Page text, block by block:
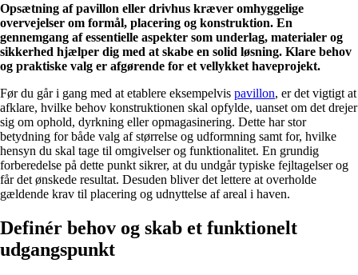
Opsætning af pavillon eller drivhus kræver omhyggelige
overvejelser om formål, placering og konstruktion. En
gennemgang af essentielle aspekter som underlag, materialer og
sikkerhed hjælper dig med at skabe en solid løsning. Klare behov
og praktiske valg er afgørende for et vellykket haveprojekt.
Før du går i gang med at etablere eksempelvis pavillon, er det vigtigt at
afklare, hvilke behov konstruktionen skal opfylde, uanset om det drejer
sig om ophold, dyrkning eller opmagasinering. Dette har stor
betydning for både valg af størrelse og udformning samt for, hvilke
hensyn du skal tage til omgivelser og funktionalitet. En grundig
forberedelse på dette punkt sikrer, at du undgår typiske fejltagelser og
får det ønskede resultat. Desuden bliver det lettere at overholde
gældende krav til placering og udnyttelse af areal i haven.
Definér behov og skab et funktionelt
udgangspunkt